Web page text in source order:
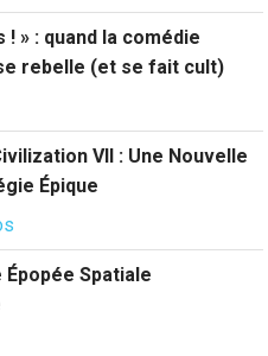
! » : quand la comédie
rebelle (et se fait cult)
VII : Une Nouvelle
Épique
Épopée Spatiale